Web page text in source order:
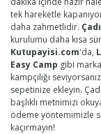
tek hareketle
daha zahmetlidir.
kurulumu daha kısa
Kutupayisi.com'da,
Easy Camp gibi
kampçılığı
sepetinize ekleyin.
başlıklı metnimizi
ödeme yöntemimizle
kaçırmayın!